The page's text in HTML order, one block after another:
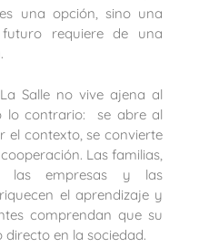
una opción, sino una
requiere de una
Salle no vive ajena al
lo contrario: se abre al
el contexto, se convierte
Las familias,
las empresas y las
el aprendizaje y
comprendan que su
en la sociedad.